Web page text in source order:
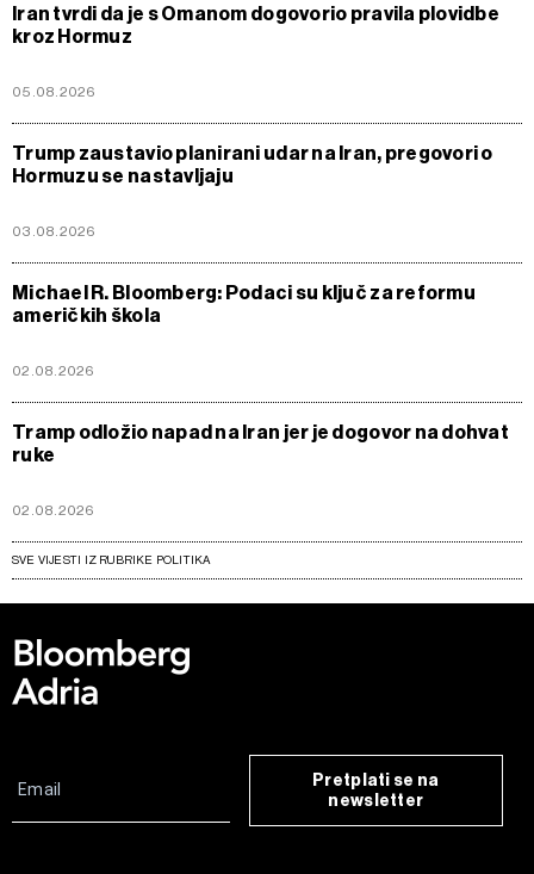
Iran tvrdi da je s Omanom dogovorio pravila plovidbe
kroz Hormuz
05.08.2026
Trump zaustavio planirani udar na Iran, pregovori o
Hormuzu se nastavljaju
03.08.2026
Michael R. Bloomberg: Podaci su ključ za reformu
američkih škola
02.08.2026
Tramp odložio napad na Iran jer je dogovor na dohvat
ruke
02.08.2026
SVE VIJESTI IZ RUBRIKE POLITIKA
Pretplati se na
newsletter